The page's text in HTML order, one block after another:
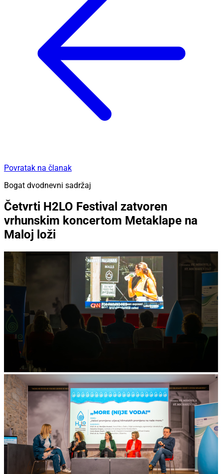
Povratak na članak
Bogat dvodnevni sadržaj
Četvrti H2LO Festival zatvoren
vrhunskim koncertom Metaklape na
Maloj loži